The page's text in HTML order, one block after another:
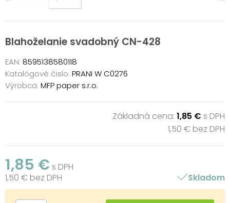
Blahoželanie svadobný CN-428
EAN: 8595138580118
Katalógové čislo: PRANI W C0276
Výrobca: MFP paper s.r.o.
Základná cena: 1,85 € s DPH
1,50 € bez DPH
1,85 € s DPH
1,50 € bez DPH
Skladom